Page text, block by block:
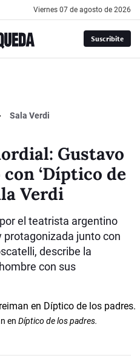
viernes 07 de agosto de 2026
Suscribite
Sala Verdi
Gustavo
‘Díptico de
Verdi
el teatrista argentino
junto con
describe la
con sus
en Díptico de los padres.